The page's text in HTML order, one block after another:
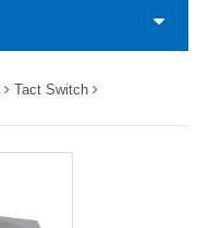
Tact Switch